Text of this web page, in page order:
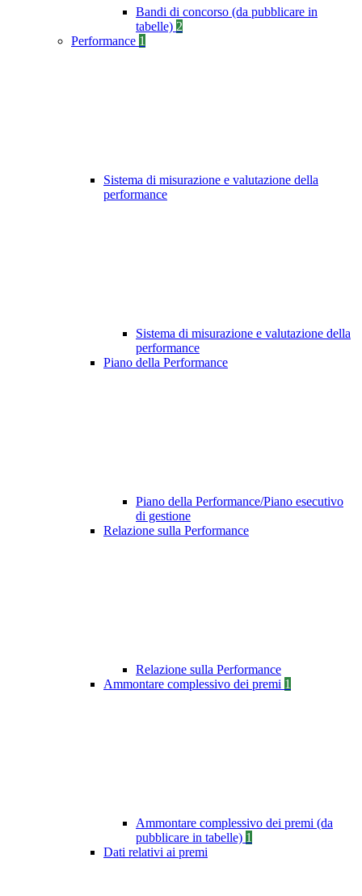
Bandi di concorso (da pubblicare in
tabelle) 2
Performance 1
Sistema di misurazione e valutazione della
performance
Sistema di misurazione e valutazione della
performance
Piano della Performance
Piano della Performance/Piano esecutivo
di gestione
Relazione sulla Performance
Relazione sulla Performance
Ammontare complessivo dei premi 1
Ammontare complessivo dei premi (da
pubblicare in tabelle) 1
Dati relativi ai premi